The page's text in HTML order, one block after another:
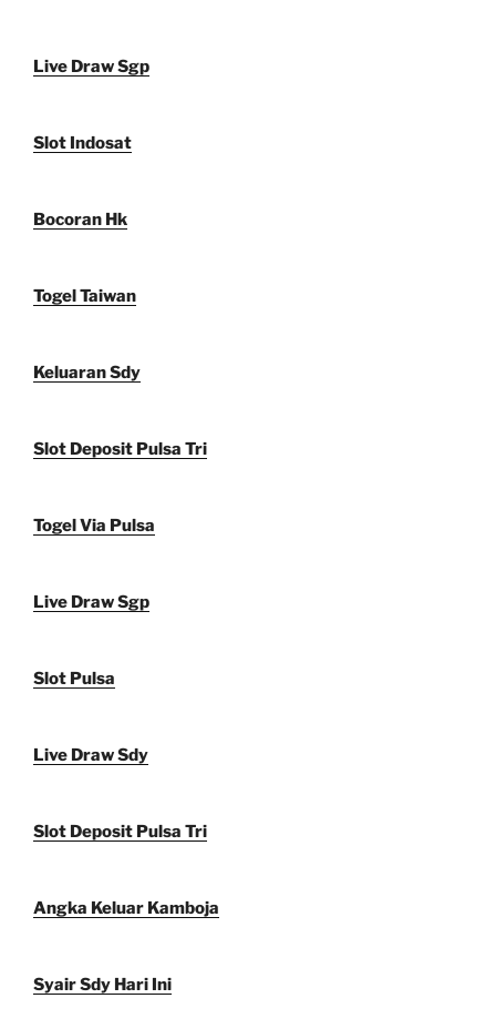
Live Draw Sgp
Slot Indosat
Bocoran Hk
Togel Taiwan
Keluaran Sdy
Slot Deposit Pulsa Tri
Togel Via Pulsa
Live Draw Sgp
Slot Pulsa
Live Draw Sdy
Slot Deposit Pulsa Tri
Angka Keluar Kamboja
Syair Sdy Hari Ini